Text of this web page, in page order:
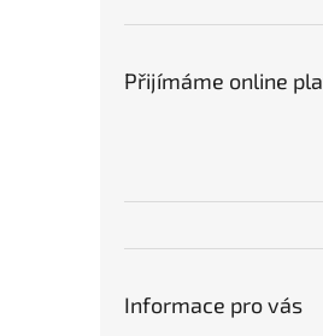
Přijímáme online
Informace pro vás